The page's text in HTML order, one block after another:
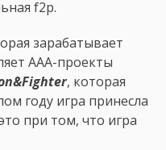
f2p.
зарабатывает
AAA-проекты
, которая
году игра принесла
при том, что игра